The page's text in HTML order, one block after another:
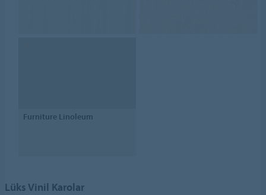
Furniture Linoleum
Lüks Vinil Karolar